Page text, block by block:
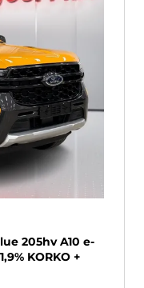
205hv A10 e-
KORKO +